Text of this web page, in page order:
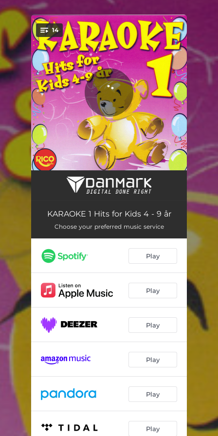
You're all set!
14
Den lille frække Frederik
Stop den lille Kænguru 04:23
Tju bang chokolademand 02:45
Skorstenfejren gik en tur
Mæ si'r det lille lam 02:29
Den lille frække Frederik 01:51
Min kat den danser Tango 03:20
Stop den lille kænguru 04:21
Tju bang chokolademand 02:46
Skorstensfejren gik en tur 03:20
Lille føl ved du hvad 03:19
Mæ si'r det lille lam
KARAOKE 1 Hits for Kids 4 - 9 år
Choose your preferred music service
Play
Play
Play
Play
Play
Play